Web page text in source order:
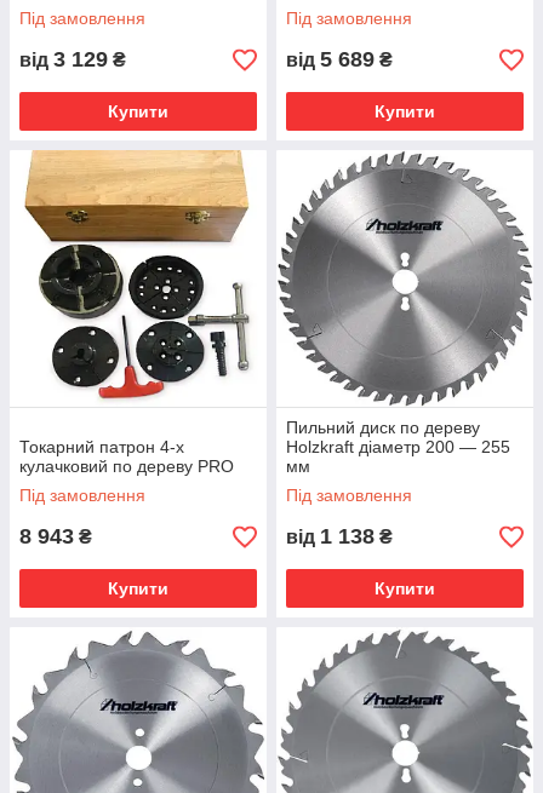
Під замовлення
від 3 129 ₴
Купити
Під замовлення
від 5 689 ₴
Купити
Токарний патрон 4-х
кулачковий по дереву PRO
Під замовлення
8 943 ₴
Купити
Пильний диск по дереву
Holzkraft діаметр 200 — 255
мм
Під замовлення
від 1 138 ₴
Купити